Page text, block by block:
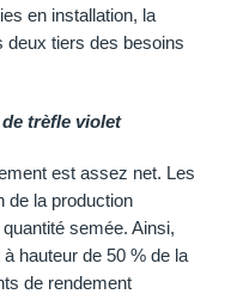
en installation, la
deux tiers des besoins
de trèfle violet
est assez net. Les
de la production
semée. Ainsi,
hauteur de 50 % de la
de rendement